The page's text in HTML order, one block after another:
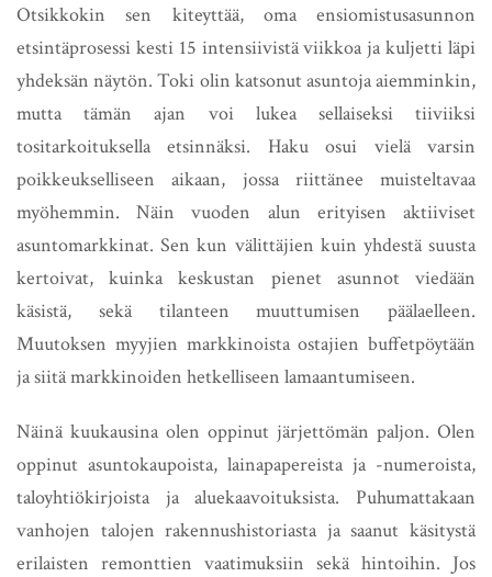
Otsikkokin sen kiteyttää, oma ensiomistusasunnon
etsintäprosessi kesti 15 intensiivistä viikkoa ja kuljetti läpi
yhdeksän näytön. Toki olin katsonut asuntoja aiemminkin,
mutta tämän ajan voi lukea sellaiseksi tiiviiksi
tositarkoituksella etsinnäksi. Haku osui vielä varsin
poikkeukselliseen aikaan, jossa riittänee muisteltavaa
myöhemmin. Näin vuoden alun erityisen aktiiviset
asuntomarkkinat. Sen kun välittäjien kuin yhdestä suusta
kertoivat, kuinka keskustan pienet asunnot viedään
käsistä, sekä tilanteen muuttumisen päälaelleen.
Muutoksen myyjien markkinoista ostajien buffetpöytään
ja siitä markkinoiden hetkelliseen lamaantumiseen.
Näinä kuukausina olen oppinut järjettömän paljon. Olen
oppinut asuntokaupoista, lainapapereista ja -numeroista,
taloyhtiökirjoista ja aluekaavoituksista. Puhumattakaan
vanhojen talojen rakennushistoriasta ja saanut käsitystä
erilaisten remonttien vaatimuksiin sekä hintoihin. Jos